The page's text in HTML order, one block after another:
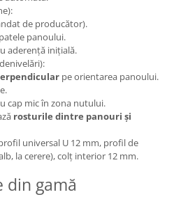
de producător).
panoului.
aderență inițială.
pe orientarea panoului.
cap mic în zona nutului.
rosturile dintre panouri și
universal U 12 mm, profil de
la cerere), colț interior 12 mm.
din gamă